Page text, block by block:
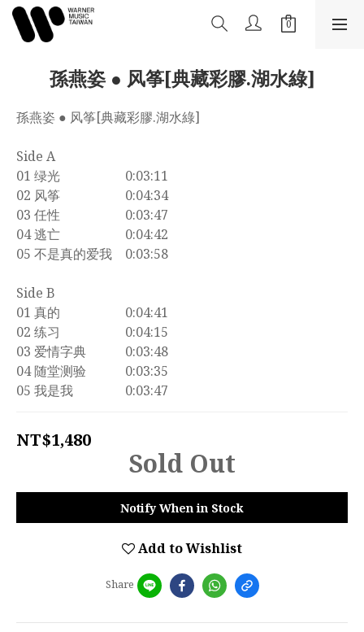
孫燕姿 ● 风筝[典藏彩膠.湖水綠]
孫燕姿 ● 风筝[典藏彩膠.湖水綠]
Side A
01 绿光　　　　　0:03:11
02 风筝　　　　　0:04:34
03 任性　　　　　0:03:47
04 逃亡　　　　　0:04:42
05 不是真的爱我　0:03:58
Side B
01 真的　　　　　0:04:41
02 练习　　　　　0:04:15
03 爱情字典　　　0:03:48
04 随堂测验　　　0:03:35
05 我是我　　　　0:03:47
NT$1,480
Sold Out
Notify When in Stock
Add to Wishlist
Share